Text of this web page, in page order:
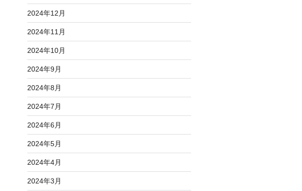
2024年12月
2024年11月
2024年10月
2024年9月
2024年8月
2024年7月
2024年6月
2024年5月
2024年4月
2024年3月